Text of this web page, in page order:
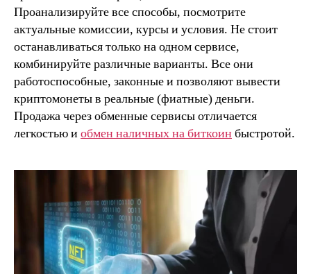
Проанализируйте все способы, посмотрите
актуальные комиссии, курсы и условия. Не стоит
останавливаться только на одном сервисе,
комбинируйте различные варианты. Все они
работоспособные, законные и позволяют вывести
криптомонеты в реальные (фиатные) деньги.
Продажа через обменные сервисы отличается
легкостью и обмен наличных на биткоин быстротой.